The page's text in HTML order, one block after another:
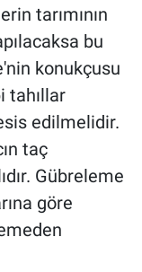
tarımının
bu
konukçusu
tahıllar
edilmelidir.
taç
Gübreleme
göre